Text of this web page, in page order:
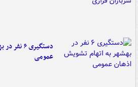
دستگیری
عمومی